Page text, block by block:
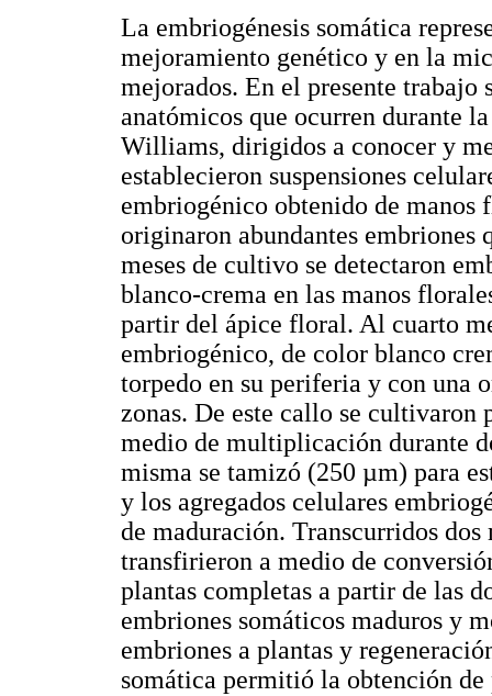
La embriogénesis somática
mejoramiento genético y en la
mejorados. En el presente
anatómicos que ocurren durante
Williams, dirigidos a conocer y
establecieron suspensiones
embriogénico obtenido de manos
originaron abundantes embriones
meses de cultivo se detectaron
blanco-crema en las manos
partir del ápice floral. Al cuarto
embriogénico, de color blanco
torpedo en su periferia y con una
zonas. De este callo se cultivaron
medio de multiplicación durante
misma se tamizó (250 µm) para
y los agregados celulares
de maduración. Transcurridos dos
transfirieron a medio de
plantas completas a partir de las
embriones somáticos maduros y
embriones a plantas y
somática permitió la obtención de